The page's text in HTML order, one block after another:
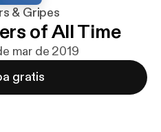
& Gripes
of All Time
mar de 2019
gratis